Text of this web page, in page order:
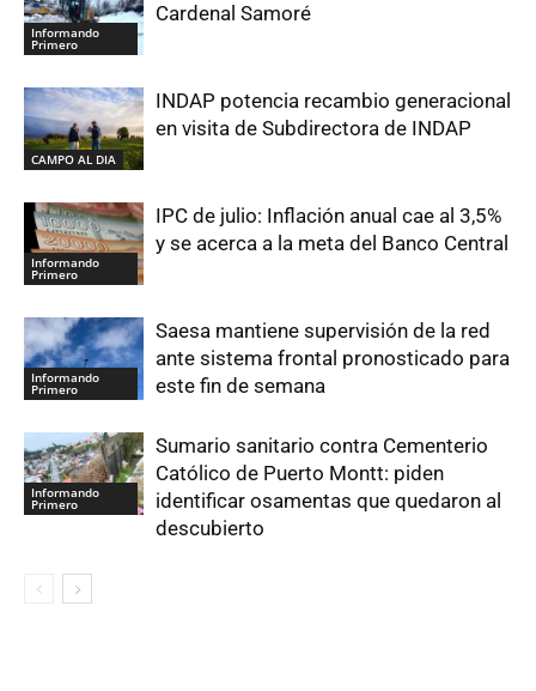
Informando
Primero
Cardenal Samoré
CAMPO AL DIA
INDAP potencia recambio generacional
en visita de Subdirectora de INDAP
Informando
Primero
IPC de julio: Inflación anual cae al 3,5%
y se acerca a la meta del Banco Central
Informando
Primero
Saesa mantiene supervisión de la red
ante sistema frontal pronosticado para
este fin de semana
Informando
Primero
Sumario sanitario contra Cementerio
Católico de Puerto Montt: piden
identificar osamentas que quedaron al
descubierto